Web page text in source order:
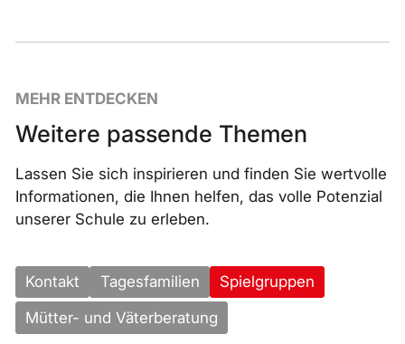
MEHR ENTDECKEN
Weitere passende Themen
Lassen Sie sich inspirieren und finden Sie wertvolle
Informationen, die Ihnen helfen, das volle Potenzial
unserer Schule zu erleben.
Kontakt Tagesfamilien
Spielgruppen
Mütter- und Väterberatung